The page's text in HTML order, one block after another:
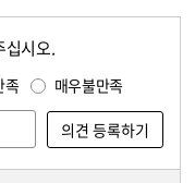
십시오.
족 매우불만족